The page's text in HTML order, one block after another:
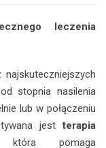
leczenia
stopnia nasilenia
lub w połączeniu
jestterapia
pomaga